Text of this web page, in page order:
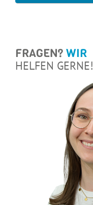
FRAGEN? WIR
HELFEN GERNE!